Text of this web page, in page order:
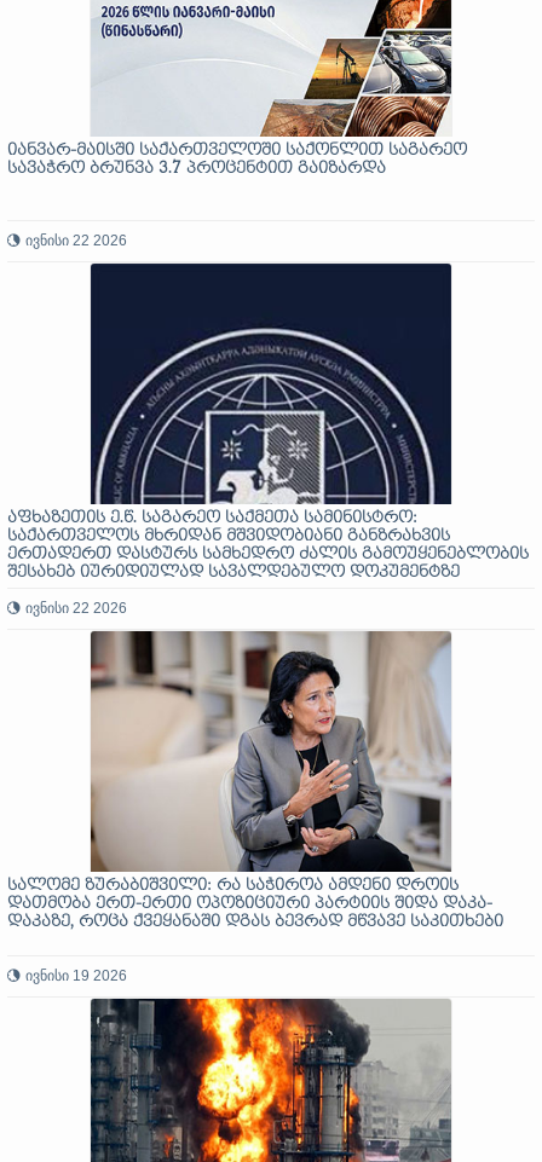
იანვარ-მაისში საქართველოში საქონლით საგარეო
სავაჭრო ბრუნვა 3.7 პროცენტით გაიზარდა
ივნისი 22 2026
აფხაზეთის ე.წ. საგარეო საქმეთა სამინისტრო:
საქართველოს მხრიდან მშვიდობიანი განზრახვის
ერთადერთ დასტურს სამხედრო ძალის გამოუყენებლობის
შესახებ იურიდიულად სავალდებულო დოკუმენტზე
ივნისი 22 2026
სალომე ზურაბიშვილი: რა საჭიროა ამდენი დროის
დათმობა ერთ-ერთი ოპოზიციური პარტიის შიდა დაკა-
დაკაზე, როცა ქვეყანაში დგას ბევრად მწვავე საკითხები
ივნისი 19 2026